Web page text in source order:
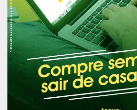
Vigilância Sanitária.
Publicidade (x)